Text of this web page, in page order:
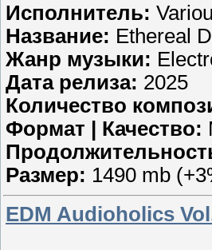
Исполнитель:
Название: Ethereal
Жанр музыки:
Дата релиза: 2025
Количество
Формат | Качество:
Размер: 1490 mb
EDM Audioholics